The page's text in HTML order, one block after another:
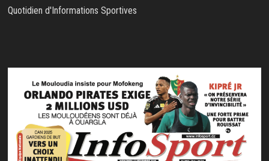
Quotidien d'Informations Sportives